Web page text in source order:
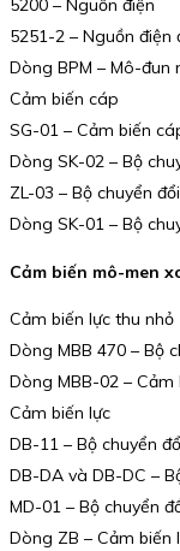
5200 – Nguồn điện
5251-2 – Nguồn điện
Dòng BPM – Mô-đun
Cảm biến cáp
SG-01 – Cảm biến
Dòng SK-02 – Bộ
ZL-03 – Bộ chuyển
Dòng SK-01 – Bộ
Cảm biến mô-men
Cảm biến lực thu nhỏ
Dòng MBB 470 – Bộ
Dòng MBB-02 –
Cảm biến lực
DB-11 – Bộ chuyển
DB-DA và DB-DC –
MD-01 – Bộ chuyển
Dòng ZB – Cảm biến